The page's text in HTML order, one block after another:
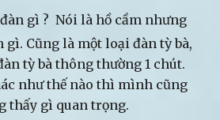
gì ? Nói là hồ cầm nhưng
gì. Cũng là một loại đàn tỳ bà,
tỳ bà thông thường 1 chút.
như thế nào thì mình cũng
thấy gì quan trọng.